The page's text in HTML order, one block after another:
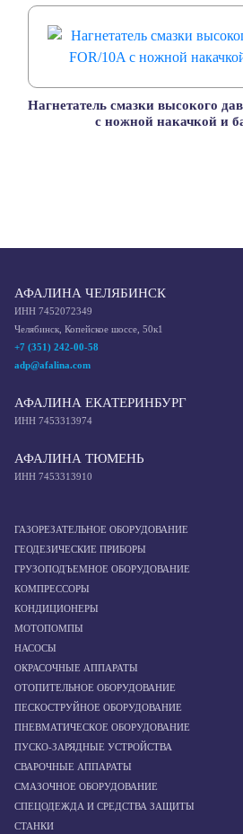
Нагнетатель смазки высокого
с ножной накачкой и
АФАЛИНА ЧЕЛЯБИНСК
ИНН 7452072349
Челябинск, Копейское шоссе, 50к1
+7 (351) 242-00-58
adp@afalina.com
АФАЛИНА ЕКАТЕРИНБУРГ
ИНН 7453313974
АФАЛИНА ТЮМЕНЬ
ИНН 7453313910
ГАЗОРЕЗАТЕЛЬНОЕ ОБОРУДОВАНИЕ
ГЕОДЕЗИЧЕСКИЕ ПРИБОРЫ
ГРУЗОПОДЪЕМНОЕ ОБОРУДОВАНИЕ
КОМПРЕССОРЫ
КОНДИЦИОНЕРЫ
МОТОПОМПЫ
НАСОСЫ
ОКРАСОЧНЫЕ АППАРАТЫ
ОТОПИТЕЛЬНОЕ ОБОРУДОВАНИЕ
ПЕСКОСТРУЙНОЕ ОБОРУДОВАНИЕ
ПНЕВМАТИЧЕСКОЕ ОБОРУДОВАНИЕ
ПУСКО-ЗАРЯДНЫЕ УСТРОЙСТВА
СВАРОЧНЫЕ АППАРАТЫ
СМАЗОЧНОЕ ОБОРУДОВАНИЕ
СПЕЦОДЕЖДА И СРЕДСТВА ЗАЩИТЫ
СТАНКИ